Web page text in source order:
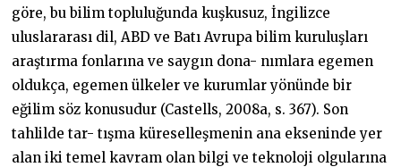
göre, bu bilim topluluğunda kuşkusuz, İngilizce
uluslararası dil, ABD ve Batı Avrupa bilim kuruluşları
araştırma fonlarına ve saygın dona- nımlara egemen
oldukça, egemen ülkeler ve kurumlar yönünde bir
eğilim söz konusudur (Castells, 2008a, s. 367). Son
tahlilde tar- tışma küreselleşmenin ana ekseninde yer
alan iki temel kavram olan bilgi ve teknoloji olgularına